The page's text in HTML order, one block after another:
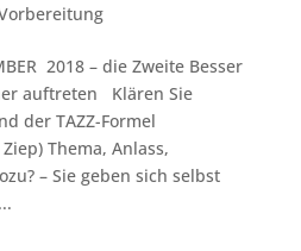
2018 – die Zweite Besser
auftreten Klären Sie
der TAZZ-Formel
Thema, Anlass,
– Sie geben sich selbst